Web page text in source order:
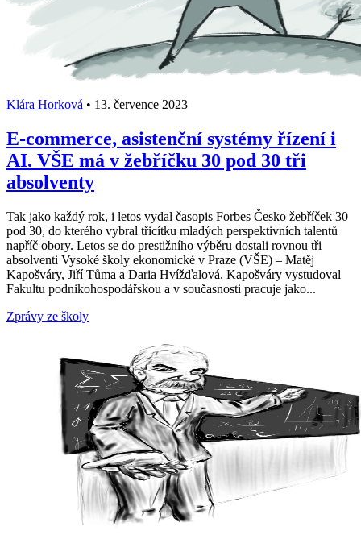
Klára Horková • 13. července 2023
E-commerce, asistenční systémy řízení i
AI. VŠE má v žebříčku 30 pod 30 tři
absolventy
Tak jako každý rok, i letos vydal časopis Forbes Česko žebříček 30
pod 30, do kterého vybral třicítku mladých perspektivních talentů
napříč obory. Letos se do prestižního výběru dostali rovnou tři
absolventi Vysoké školy ekonomické v Praze (VŠE) –⁠ Matěj
Kapošváry, Jiří Tůma a Daria Hvížďalová. Kapošváry vystudoval
Fakultu podnikohospodářskou a v současnosti pracuje jako...
Zprávy ze školy